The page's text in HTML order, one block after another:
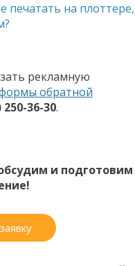
печатать на плоттере,
рекламную
обратной
250-36-30.
и подготовим